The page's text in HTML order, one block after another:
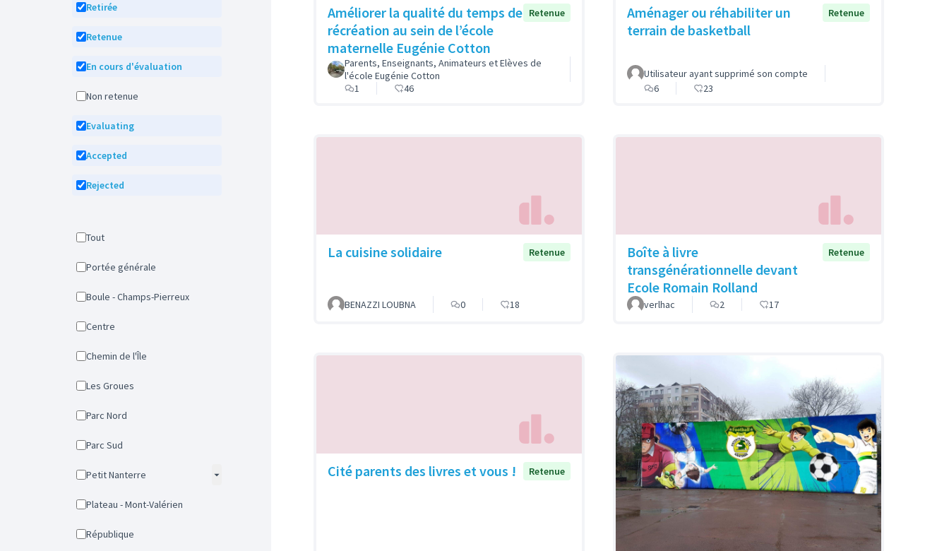
Retirée
Retenue
En cours d'évaluation
Non retenue
Evaluating
Accepted
Rejected
Tout
Portée générale
Boule - Champs-Pierreux
Centre
Chemin de l'Île
Les Groues
Parc Nord
Parc Sud
Petit Nanterre
Plateau - Mont-Valérien
République
Améliorer la qualité du temps de
récréation au sein de l’école
maternelle Eugénie Cotton
Retenue
Parents, Enseignants, Animateurs et Elèves de
l'école Eugénie Cotton
1
46
Aménager ou réhabiliter un
terrain de basketball
Retenue
Utilisateur ayant supprimé son compte
6
23
La cuisine solidaire Retenue
BENAZZI LOUBNA 0 18
Boîte à livre
transgénérationnelle devant
Ecole Romain Rolland
Retenue
verlhac 2 17
Cité parents des livres et vous ! Retenue